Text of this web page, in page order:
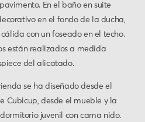
En el baño en suite
en el fondo de la ducha,
con un foseado en el techo.
están realizados a medida
del alicatado.
se ha diseñado desde el
Cubicup, desde el mueble y la
juvenil con cama nido.